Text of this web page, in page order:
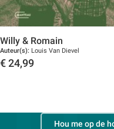
Willy & Romain
Auteur(s): Louis Van Dievel
€ 24,99
Hou me op de